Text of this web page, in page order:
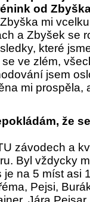
od
mi
a Zbyšek se
které
ve zlém,
jsem
mi prospěla,
že
závodech a
Byl vždycky
na 5 míst asi
Pejsi,